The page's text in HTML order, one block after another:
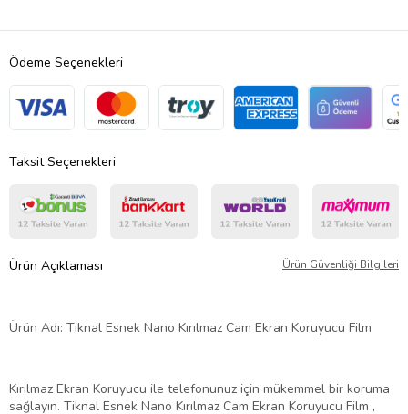
Ödeme Seçenekleri
Taksit Seçenekleri
Ürün Açıklaması Ürün Güvenliği Bilgileri
Ürün Adı: Tiknal Esnek Nano Kırılmaz Cam Ekran Koruyucu Film
Kırılmaz Ekran Koruyucu ile telefonunuz için mükemmel bir koruma
sağlayın. Tiknal Esnek Nano Kırılmaz Cam Ekran Koruyucu Film ,